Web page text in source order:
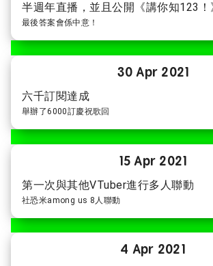
半週年直播，並且公開《講你知123！
最後答案會係中意！
30 Apr 2021
六千訂閱達成
舉辦了6000訂慶祝歌回
15 Apr 2021
第一次與其他VTuber進行多人聯動
社恐米among us 8人聯動
4 Apr 2021